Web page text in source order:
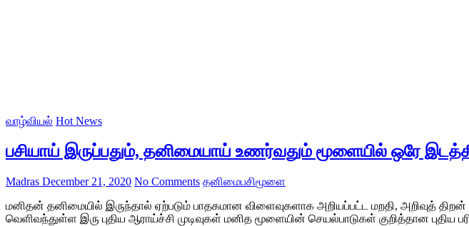
வாழ்வியல் Hot News
பசியாய் இருப்பதும், தனிமையாய் உணர்வதும் மூளையில் ஒரே
Madras December 21, 2020 No Comments தனிமைபசிமூளை
மனிதன் தனிமையில் இருந்தால் ஏற்படும் பாதகமான விளைவுகளாக அறியப்பட்ட மறதி, அறிவுத்
வெளிவந்துள்ள இரு புதிய ஆராய்ச்சி முடிவுகள் மனித மூளையின் செயல்பாடுகள் குறித்தான